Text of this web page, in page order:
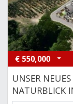
€ 550,000
UNSER
NATURBLICK